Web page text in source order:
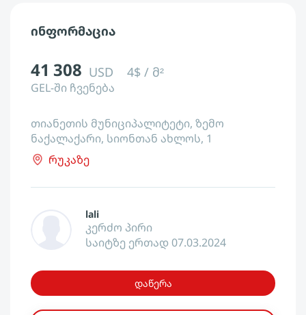
ინფორმაცია
41 308 USD 4$ / მ²
GEL-ში ჩვენება
თიანეთის მუნიციპალიტეტი, ზემო
ნაქალაქარი, სიონთან ახლოს, 1
რუკაზე
lali
კერძო პირი
საიტზე ერთად 07.03.2024
დაწერა